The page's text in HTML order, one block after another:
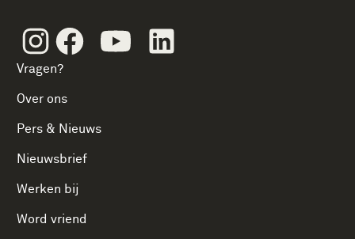
InstagramFacebookYoutube
Vragen?
Over ons
Pers & Nieuws
Nieuwsbrief
Werken bij
Word vriend